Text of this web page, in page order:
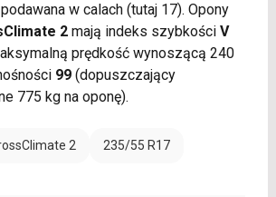
w calach (tutaj 17). Opony
2mają indeks szybkości V
prędkość wynoszącą 240
99(dopuszczający
775 kg na oponę).
2 235/55 R17